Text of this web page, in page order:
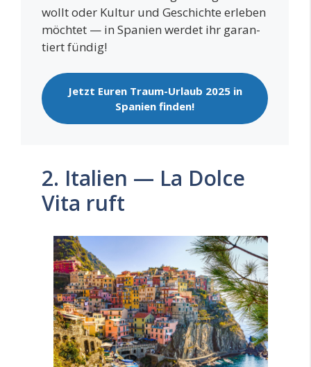
wollt oder Kul­tur und Geschich­te erle­ben
möch­tet — in Spa­ni­en wer­det ihr garan­
tiert fündig!
Jetzt Euren Traum-Urlaub 2025 in
Spa­ni­en finden!
2. Italien — La Dolce
Vita ruft